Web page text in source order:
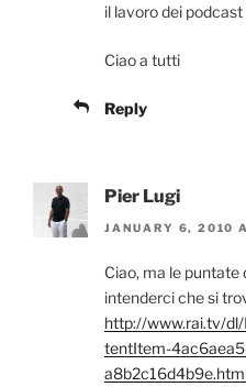
il lavoro dei
Ciao a tutti
Reply
Pier Lugi
JANUARY 6, 2010
Ciao, ma le
intenderci che si
http://www.rai.tv/
tentItem-